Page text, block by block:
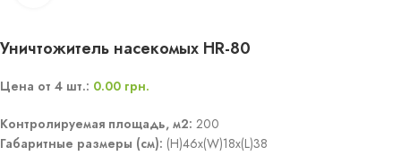
Уничтожитель насекомых HR-80
Цена от 4 шт.: 0.00 грн.
Контролируемая площадь, м2: 200
Габаритные размеры (см): (H)46x(W)18x(L)38